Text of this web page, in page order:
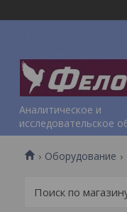
Аналитическое и
исследовательское
Оборудование